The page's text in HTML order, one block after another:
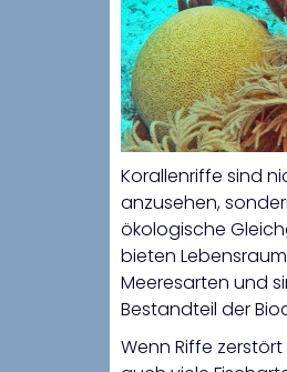
Korallenriffe sind
anzusehen,
ökologische
bieten
Meeresarten und
Bestandteil der
Wenn Riffe